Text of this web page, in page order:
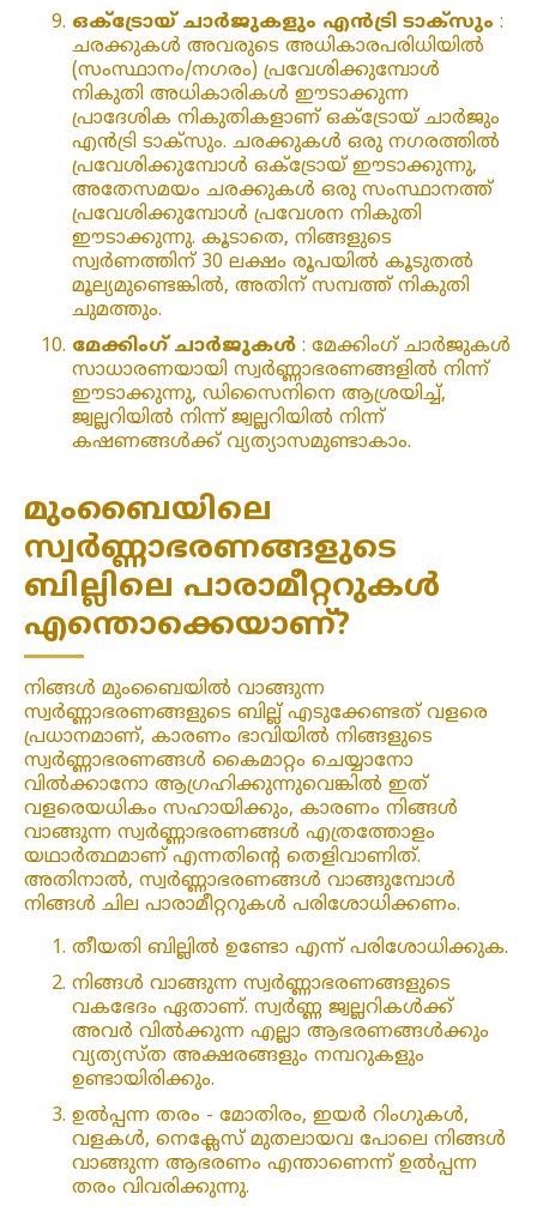
ഒക്‌ട്രോയ് ചാർജുകളും എൻട്രി ടാക്‌സും :
ചരക്കുകൾ അവരുടെ അധികാരപരിധിയിൽ
(സംസ്ഥാനം/നഗരം) പ്രവേശിക്കുമ്പോൾ
നികുതി അധികാരികൾ ഈടാക്കുന്ന
പ്രാദേശിക നികുതികളാണ് ഒക്‌ട്രോയ് ചാർജും
എൻട്രി ടാക്‌സും. ചരക്കുകൾ ഒരു നഗരത്തിൽ
പ്രവേശിക്കുമ്പോൾ ഒക്‌ട്രോയ് ഈടാക്കുന്നു,
അതേസമയം ചരക്കുകൾ ഒരു സംസ്ഥാനത്ത്
പ്രവേശിക്കുമ്പോൾ പ്രവേശന നികുതി
ഈടാക്കുന്നു. കൂടാതെ, നിങ്ങളുടെ
സ്വർണത്തിന് 30 ലക്ഷം രൂപയിൽ കൂടുതൽ
മൂല്യമുണ്ടെങ്കിൽ, അതിന് സമ്പത്ത് നികുതി
ചുമത്തും.
മേക്കിംഗ് ചാർജുകൾ : മേക്കിംഗ് ചാർജുകൾ
സാധാരണയായി സ്വർണ്ണാഭരണങ്ങളിൽ നിന്ന്
ഈടാക്കുന്നു, ഡിസൈനിനെ ആശ്രയിച്ച്,
ജ്വല്ലറിയിൽ നിന്ന് ജ്വല്ലറിയിൽ നിന്ന്
കഷണങ്ങൾക്ക് വ്യത്യാസമുണ്ടാകാം.
മുംബൈയിലെ
സ്വർണ്ണാഭരണങ്ങളുടെ
ബില്ലിലെ പാരാമീറ്ററുകൾ
എന്തൊക്കെയാണ്?
നിങ്ങൾ മുംബൈയിൽ വാങ്ങുന്ന
സ്വർണ്ണാഭരണങ്ങളുടെ ബില്ല് എടുക്കേണ്ടത് വളരെ
പ്രധാനമാണ്, കാരണം ഭാവിയിൽ നിങ്ങളുടെ
സ്വർണ്ണാഭരണങ്ങൾ കൈമാറ്റം ചെയ്യാനോ
വിൽക്കാനോ ആഗ്രഹിക്കുന്നുവെങ്കിൽ ഇത്
വളരെയധികം സഹായിക്കും, കാരണം നിങ്ങൾ
വാങ്ങുന്ന സ്വർണ്ണാഭരണങ്ങൾ എത്രത്തോളം
യഥാർത്ഥമാണ് എന്നതിന്റെ തെളിവാണിത്.
അതിനാൽ, സ്വർണ്ണാഭരണങ്ങൾ വാങ്ങുമ്പോൾ
നിങ്ങൾ ചില പാരാമീറ്ററുകൾ പരിശോധിക്കണം.
തീയതി ബില്ലിൽ ഉണ്ടോ എന്ന് പരിശോധിക്കുക.
നിങ്ങൾ വാങ്ങുന്ന സ്വർണ്ണാഭരണങ്ങളുടെ
വകഭേദം ഏതാണ്. സ്വർണ്ണ ജ്വല്ലറികൾക്ക്
അവർ വിൽക്കുന്ന എല്ലാ ആഭരണങ്ങൾക്കും
വ്യത്യസ്ത അക്ഷരങ്ങളും നമ്പറുകളും
ഉണ്ടായിരിക്കും.
ഉൽപ്പന്ന തരം - മോതിരം, ഇയർ റിംഗുകൾ,
വളകൾ, നെക്ലേസ് മുതലായവ പോലെ നിങ്ങൾ
വാങ്ങുന്ന ആഭരണം എന്താണെന്ന് ഉൽപ്പന്ന
തരം വിവരിക്കുന്നു.